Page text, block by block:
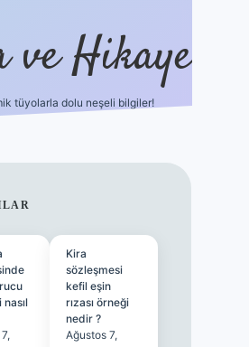
ve Hikaye
tüyolarla dolu neşeli bilgiler!
Kira
sözleşmesi
kefil eşin
rızası örneği
nedir ?
Ağustos 7,
hiltonbet giriş